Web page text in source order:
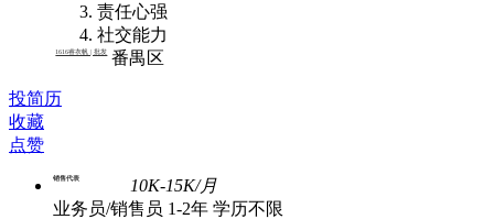
责任心强
社交能力
1616睿衣帆 | 批发 番禺区
投简历
收藏
点赞
销售代表
10K-15K/月
业务员/销售员 1-2年 学历不限